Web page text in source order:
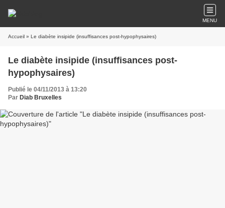
MENU
Accueil » Le diabète insipide (insuffisances post-hypophysaires)
Le diabète insipide (insuffisances post-
hypophysaires)
Publié le 04/11/2013 à 13:20
Par Diab Bruxelles